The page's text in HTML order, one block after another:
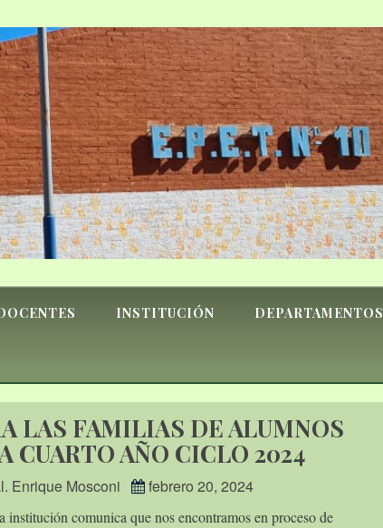
INSTITUCIÓN DEPARTAMENTOS
LAS FAMILIAS DE ALUMNOS
CUARTO AÑO CICLO 2024
Enrique Mosconi febrero 20, 2024
comunica que nos encontramos en proceso de